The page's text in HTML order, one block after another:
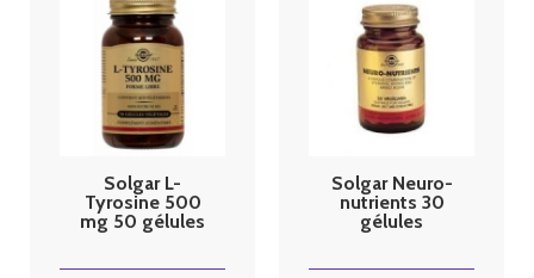
Solgar L-
Tyrosine 500
mg 50 gélules
Solgar Neuro-
nutrients 30
gélules